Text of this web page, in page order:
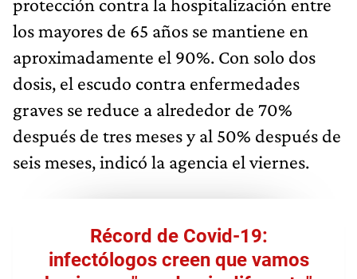
protección contra la hospitalización entre
los mayores de 65 años se mantiene en
aproximadamente el 90%. Con solo dos
dosis, el escudo contra enfermedades
graves se reduce a alrededor de 70%
después de tres meses y al 50% después de
seis meses, indicó la agencia el viernes.
Récord de Covid-19:
infectólogos creen que vamos